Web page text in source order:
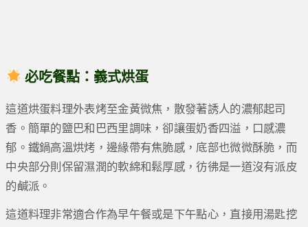
必吃餐點：義式烘蛋
這道烘蛋料理外表烤至金黃微焦，散發著誘人的濃郁起司
香。簡單的鹽巴和巴西里調味，卻讓蛋奶香四溢，口感濃
郁。鐵鍋高溫烘烤，邊緣帶有焦脆感，底部也微微酥脆，而
中央部分則保留濕潤的軟綿和鬆厚感，彷彿是一道沒有派皮
的鹹派。
這道料理非常適合作為早午餐或是下午點心，直接用湯匙挖